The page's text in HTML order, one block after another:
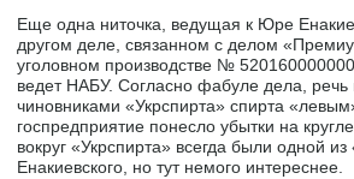
Еще одна ниточка, ведущая к Юре
другом деле, связанном с делом
уголовном производстве №
ведет НАБУ. Согласно фабуле дела, речь
чиновниками «Укрспирта» спирта
госпредприятие понесло убытки на
вокруг «Укрспирта» всегда были одной
Енакиевского, но тут немого интереснее.